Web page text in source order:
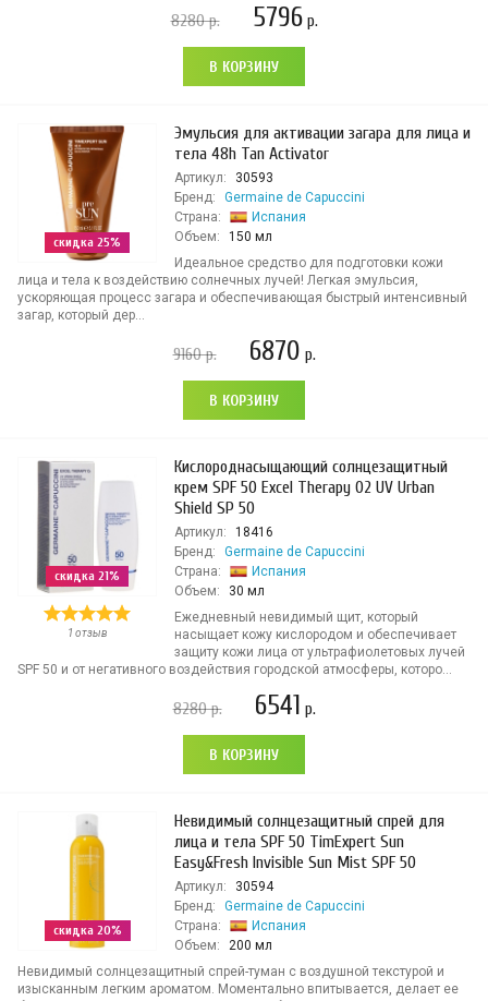
8280р. 5796р.
В КОРЗИНУ
скидка 25%
Эмульсия для активации загара для лица и
тела 48h Tan Activator
Артикул:
30593
Бренд:
Germaine de Capuccini
Страна:
Испания
Объем:
150 мл
Идеальное средство для подготовки кожи
лица и тела к воздействию солнечных лучей! Легкая эмульсия,
ускоряющая процесс загара и обеспечивающая быстрый интенсивный
загар, который дер...
9160р. 6870 р.
В КОРЗИНУ
скидка 21%
1 отзыв
Кислороднасыщающий солнцезащитный
крем SPF 50 Excel Therapy O2 UV Urban
Shield SP 50
Артикул:
18416
Бренд:
Germaine de Capuccini
Страна:
Испания
Объем:
30 мл
Ежедневный невидимый щит, который
насыщает кожу кислородом и обеспечивает
защиту кожи лица от ультрафиолетовых лучей
SPF 50 и от негативного воздействия городской атмосферы, которо...
8280р. 6541 р.
В КОРЗИНУ
скидка 20%
Невидимый солнцезащитный спрей для
лица и тела SPF 50 TimExpert Sun
Easy&Fresh Invisible Sun Mist SPF 50
Артикул:
30594
Бренд:
Germaine de Capuccini
Страна:
Испания
Объем:
200 мл
Невидимый солнцезащитный спрей-туман с воздушной текстурой и
изысканным легким ароматом. Моментально впитывается, делает ее